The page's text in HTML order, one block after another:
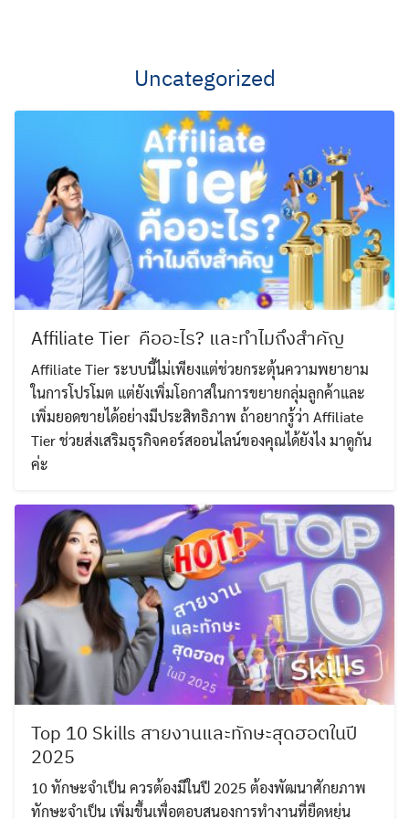
Search
for:
Search
Uncategorized
Affiliate Tier คืออะไร? และทำไมถึงสำคัญ
Affiliate Tier ระบบนี้ไม่เพียงแต่ช่วยกระตุ้นความพยายาม
ในการโปรโมต แต่ยังเพิ่มโอกาสในการขยายกลุ่มลูกค้าและ
เพิ่มยอดขายได้อย่างมีประสิทธิภาพ ถ้าอยากรู้ว่า Affiliate
Tier ช่วยส่งเสริมธุรกิจคอร์สออนไลน์ของคุณได้ยังไง มาดูกัน
ค่ะ
Top 10 Skills สายงานและทักษะสุดฮอตในปี
2025
10 ทักษะจำเป็น ควรต้องมีในปี 2025 ต้องพัฒนาศักยภาพ
ทักษะจำเป็น เพิ่มขึ้นเพื่อตอบสนองการทำงานที่ยืดหยุ่น